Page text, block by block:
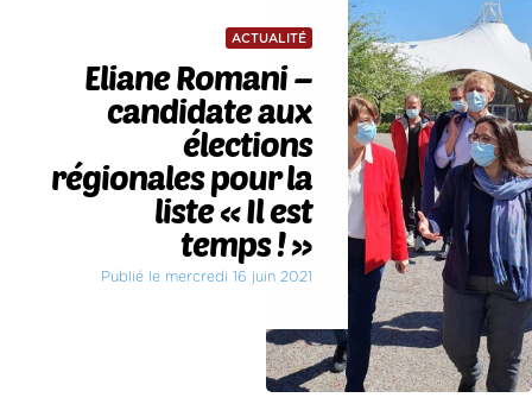
ACTUALITÉ
Eliane Romani –
candidate aux
élections
régionales pour la
liste « Il est
temps ! »
Publié le mercredi 16 juin 2021